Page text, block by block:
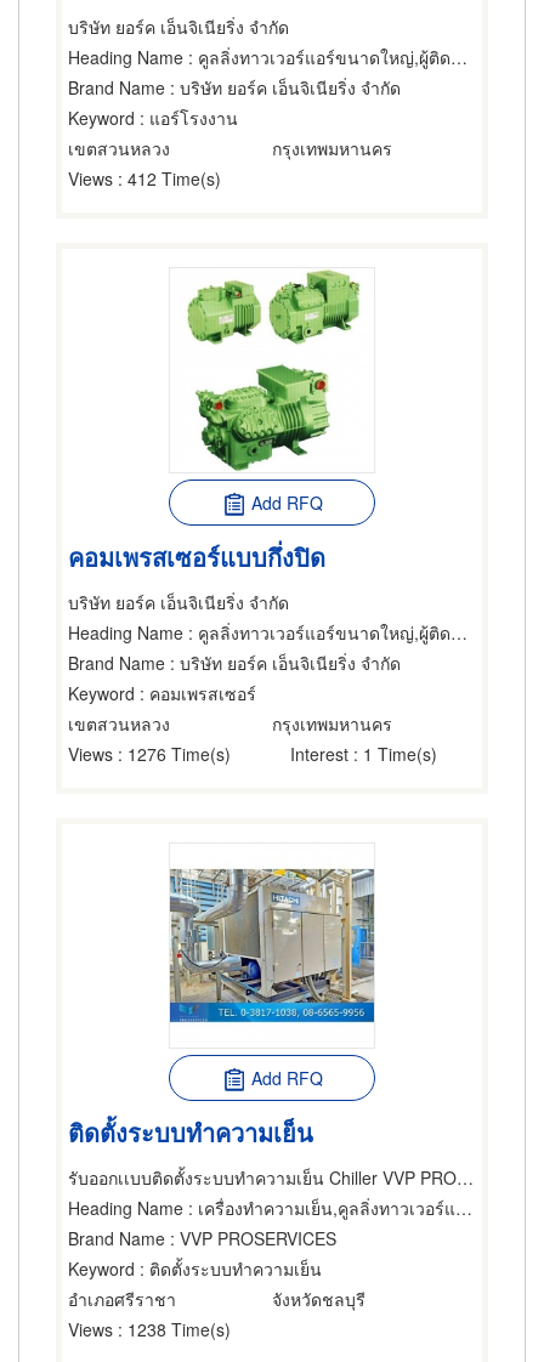
บริษัท ยอร์ค เอ็นจิเนียริ่ง จำกัด
Heading Name : คูลลิ่งทาวเวอร์แอร์ขนาดใหญ่,ผู้ติดตั้งแอร์,คูลลิ่งทาวเวอร์แอร์ขนาดใหญ่
Brand Name : บริษัท ยอร์ค เอ็นจิเนียริ่ง จำกัด
Keyword : แอร์โรงงาน
เขตสวนหลวง
กรุงเทพมหานคร
Views : 412 Time(s)
Add RFQ
คอมเพรสเซอร์แบบกึ่งปิด
บริษัท ยอร์ค เอ็นจิเนียริ่ง จำกัด
Heading Name : คูลลิ่งทาวเวอร์แอร์ขนาดใหญ่,ผู้ติดตั้งแอร์,ผู้ผลิตและขายส่งอุปกรณ์และอะไหล่แอร์
Brand Name : บริษัท ยอร์ค เอ็นจิเนียริ่ง จำกัด
Keyword : คอมเพรสเซอร์
เขตสวนหลวง
กรุงเทพมหานคร
Views : 1276 Time(s) Interest : 1 Time(s)
Add RFQ
ติดตั้งระบบทำความเย็น
รับออกเเบบติดตั้งระบบทำความเย็น Chiller VVP PROSERVICES
Heading Name : เครื่องทำความเย็น,คูลลิ่งทาวเวอร์แอร์ขนาดใหญ่,ผู้ติดตั้งแอร์
Brand Name : VVP PROSERVICES
Keyword : ติดตั้งระบบทำความเย็น
อำเภอศรีราชา
จังหวัดชลบุรี
Views : 1238 Time(s)